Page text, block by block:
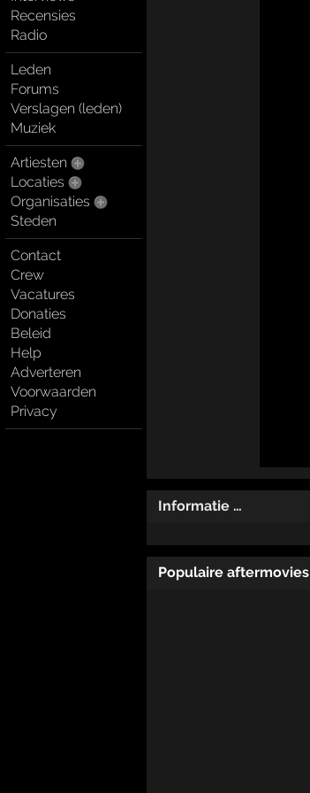
Recensies
Radio
Leden
Forums
Verslagen (leden)
Muziek
Artiesten
Locaties
Organisaties
Steden
Contact
Crew
Vacatures
Donaties
Beleid
Help
Adverteren
Voorwaarden
Privacy
Informatie …
Populaire aftermovies